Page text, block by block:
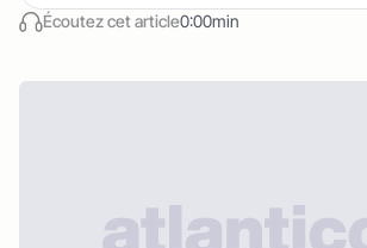
Écoutez cet article0:00min